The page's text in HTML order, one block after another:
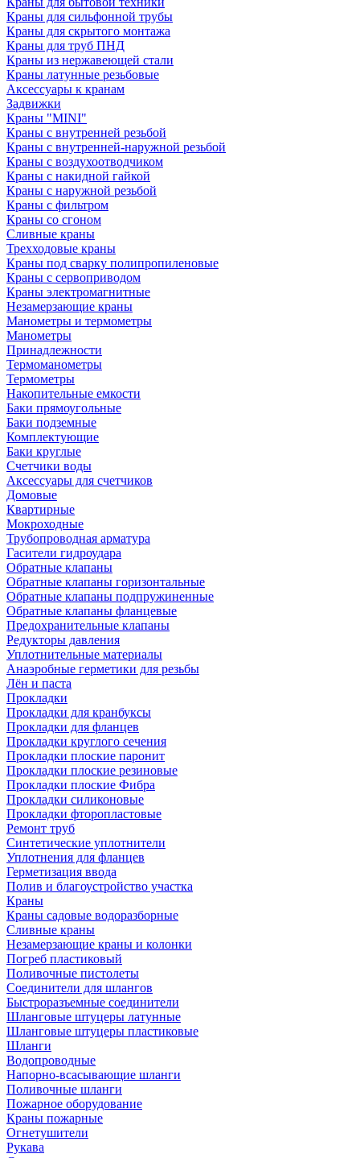
Краны для сильфонной трубы
Краны для скрытого монтажа
Краны для труб ПНД
Краны из нержавеющей стали
Краны латунные резьбовые
Аксессуары к кранам
Задвижки
Краны "MINI"
Краны с внутренней резьбой
Краны с внутренней-наружной резьбой
Краны с воздухоотводчиком
Краны с накидной гайкой
Краны с наружной резьбой
Краны с фильтром
Краны со сгоном
Сливные краны
Трехходовые краны
Краны под сварку полипропиленовые
Краны с сервоприводом
Краны электромагнитные
Незамерзающие краны
Манометры и термометры
Манометры
Принадлежности
Термоманометры
Термометры
Накопительные емкости
Баки прямоугольные
Баки подземные
Комплектующие
Баки круглые
Счетчики воды
Аксессуары для счетчиков
Домовые
Квартирные
Мокроходные
Трубопроводная арматура
Гасители гидроудара
Обратные клапаны
Обратные клапаны горизонтальные
Обратные клапаны подпружиненные
Обратные клапаны фланцевые
Предохранительные клапаны
Редукторы давления
Уплотнительные материалы
Анаэробные герметики для резьбы
Лён и паста
Прокладки
Прокладки для кранбуксы
Прокладки для фланцев
Прокладки круглого сечения
Прокладки плоские паронит
Прокладки плоские резиновые
Прокладки плоские Фибра
Прокладки силиконовые
Прокладки фторопластовые
Ремонт труб
Синтетические уплотнители
Уплотнения для фланцев
Герметизация ввода
Полив и благоустройство участка
Краны
Краны садовые водоразборные
Сливные краны
Незамерзающие краны и колонки
Погреб пластиковый
Поливочные пистолеты
Соединители для шлангов
Быстроразъемные соединители
Шланговые штуцеры латунные
Шланговые штуцеры пластиковые
Шланги
Водопроводные
Напорно-всасывающие шланги
Поливочные шланги
Пожарное оборудование
Краны пожарные
Огнетушители
Рукава